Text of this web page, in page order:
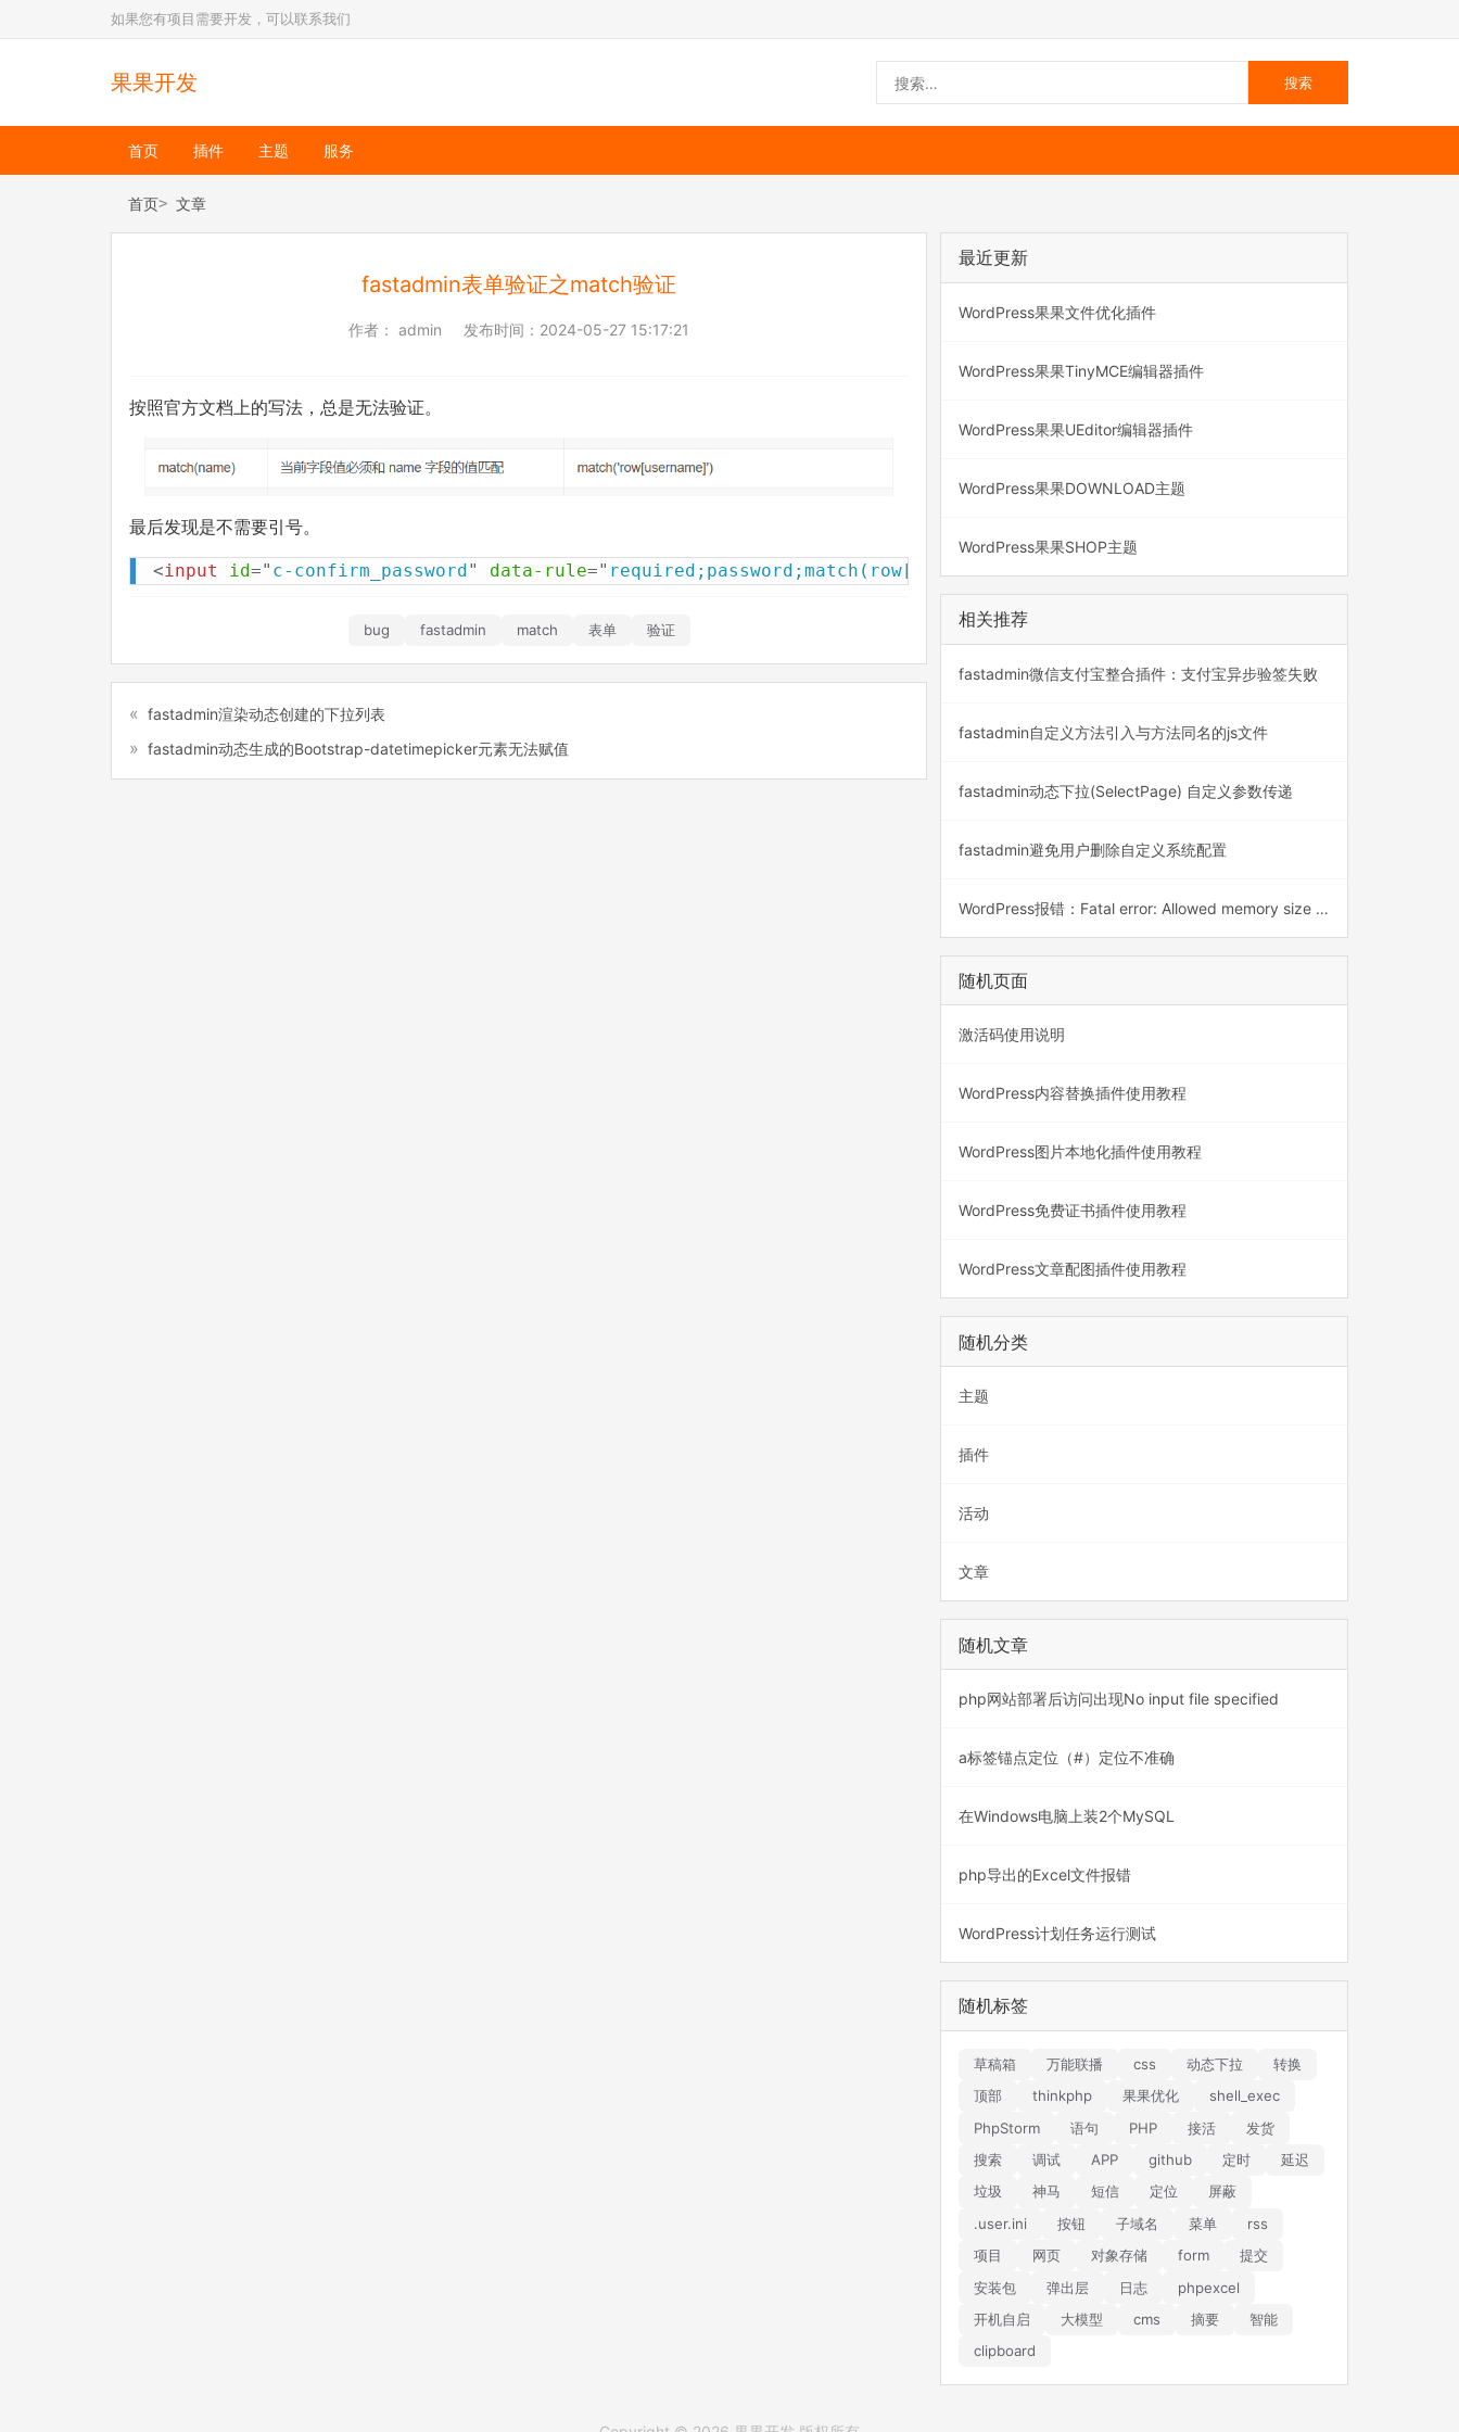
如果您有项目需要开发，可以联系我们
果果开发
首页 插件 主题 服务
首页 文章
fastadmin表单验证之match验证
作者：admin 发布时间： 2024-05-27 15:17:21
按照官方文档上的写法，总是无法验证。
最后发现是不需要引号。
<input id=" c-confirm_password" data-rule=" required;password;match(row[password])
bug fastadmin match 表单 验证
fastadmin渲染动态创建的下拉列表
fastadmin动态生成的Bootstrap-datetimepicker元素无法赋值
最近更新
WordPress果果文件优化插件
WordPress果果TinyMCE编辑器插件
WordPress果果UEditor编辑器插件
WordPress果果DOWNLOAD主题
WordPress果果SHOP主题
相关推荐
fastadmin微信支付宝整合插件：支付宝异步验签失败
fastadmin自定义方法引入与方法同名的js文件
fastadmin动态下拉(SelectPage) 自定义参数传递
fastadmin避免用户删除自定义系统配置
WordPress报错：Fatal error: Allowed memory size of 134217728 bytes exhausted (tried to allocate 20480 bytes)
随机页面
激活码使用说明
WordPress内容替换插件使用教程
WordPress图片本地化插件使用教程
WordPress免费证书插件使用教程
WordPress文章配图插件使用教程
随机分类
主题
插件
活动
文章
随机文章
php网站部署后访问出现No input file specified
a标签锚点定位（#）定位不准确
在Windows电脑上装2个MySQL
php导出的Excel文件报错
WordPress计划任务运行测试
随机标签
草稿箱 万能联播 css 动态下拉
转换
顶部
thinkphp 果果优化
shell_exec
PhpStorm
语句 PHP 接活
发货
搜索
调试 APP github 定时
延迟
垃圾
神马 短信 定位
屏蔽
.user.ini
按钮 子域名 菜单
rss
项目
网页 对象存储 form
提交
安装包
弹出层 日志
phpexcel
开机自启
大模型 cms 摘要
智能
clipboard